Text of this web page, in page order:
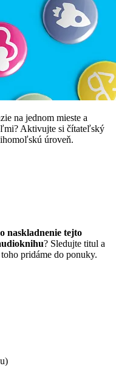
na jednom mieste a
Aktivujte si čítateľský
úroveň.
naskladnenie tejto
? Sledujte titul a
pridáme do ponuky.